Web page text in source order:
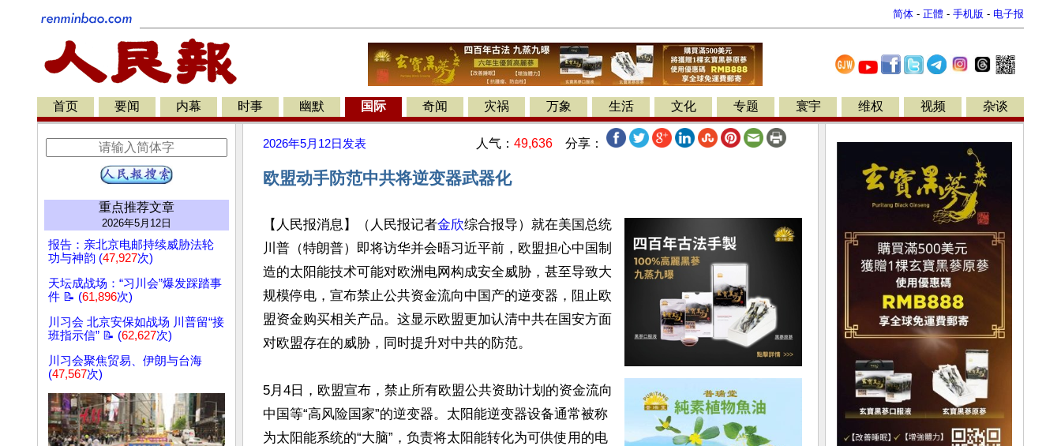
简体 - 正體 - 手机版 - 电子报
首页 要闻 内幕 时事 幽默 国际 奇闻 灾祸 万象 生活 文化 专题 寰宇 维权 视频 杂谈
重点推荐文章
2026年5月12日
报告：亲北京电邮持续威胁法轮
功与神韵 (47,927次)
天坛成战场：“习川会”爆发踩踏事
件 📝 (61,896次)
川习会 北京安保如战场 川普留“接
班指示信” 📝 (62,627次)
川习会聚焦贸易、伊朗与台海
(47,567次)
2026年5月12日 发表 人气： 49,636 分享：
欧盟动手防范中共将逆变器武器化
【人民报消息】（人民报记者金欣综合报导）就在美国总统
川普（特朗普）即将访华并会晤习近平前，欧盟担心中国制
造的太阳能技术可能对欧洲电网构成安全威胁，甚至导致大
规模停电，宣布禁止公共资金流向中国产的逆变器，阻止欧
盟资金购买相关产品。这显示欧盟更加认清中共在国安方面
对欧盟存在的威胁，同时提升对中共的防范。
5月4日，欧盟宣布，禁止所有欧盟公共资助计划的资金流向
中国等“高风险国家”的逆变器。太阳能逆变器设备通常被称
为太阳能系统的“大脑”，负责将太阳能转化为可供使用的电